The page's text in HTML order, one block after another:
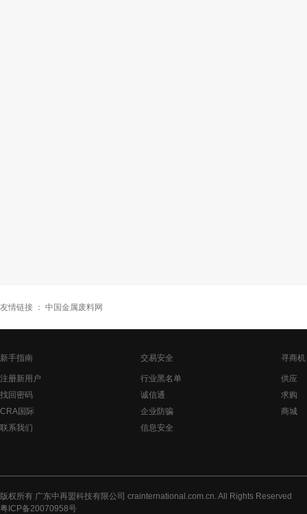
友情链接 ： 中国金属废料网
新手指南
注册新用户
找回密码
CRA国际
联系我们
交易安全
行业黑名单
诚信通
企业防骗
信息安全
寻商机
供应
求购
商城
版权所有 广东中再盟科技有限公司 crainternational.com.cn. All Rights Reserved
粤ICP备20070958号